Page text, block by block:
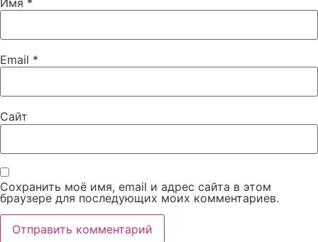
Email *
Сайт
Сохранить моё имя, email и адрес сайта в этом
браузере для последующих моих комментариев.